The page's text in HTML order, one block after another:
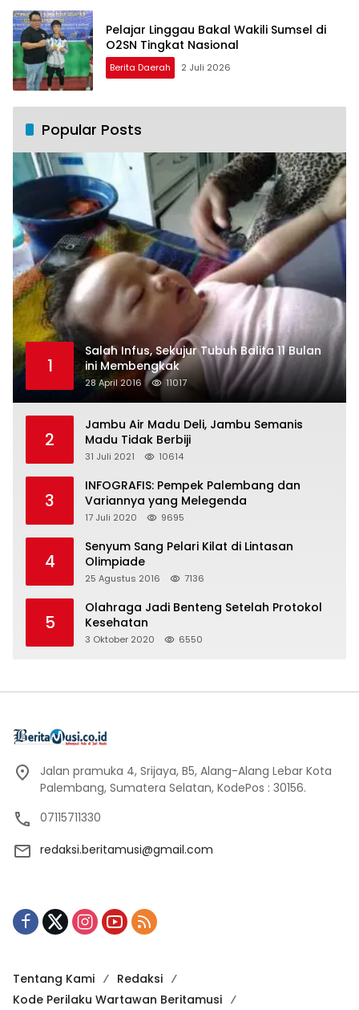
Pelajar Linggau Bakal Wakili Sumsel di
O2SN Tingkat Nasional
Berita Daerah 2 Juli 2026
Popular Posts
1
Salah Infus, Sekujur Tubuh Balita 11 Bulan
ini Membengkak
28 April 2016 11017
2
Jambu Air Madu Deli, Jambu Semanis
Madu Tidak Berbiji
31 Juli 2021 10614
3
INFOGRAFIS: Pempek Palembang dan
Variannya yang Melegenda
17 Juli 2020 9695
4
Senyum Sang Pelari Kilat di Lintasan
Olimpiade
25 Agustus 2016 7136
5
Olahraga Jadi Benteng Setelah Protokol
Kesehatan
3 Oktober 2020 6550
Jalan pramuka 4, Srijaya, B5, Alang-Alang Lebar Kota
Palembang, Sumatera Selatan, KodePos : 30156.
07115711330
redaksi.beritamusi@gmail.com
Tentang Kami
Redaksi
Kode Perilaku Wartawan Beritamusi